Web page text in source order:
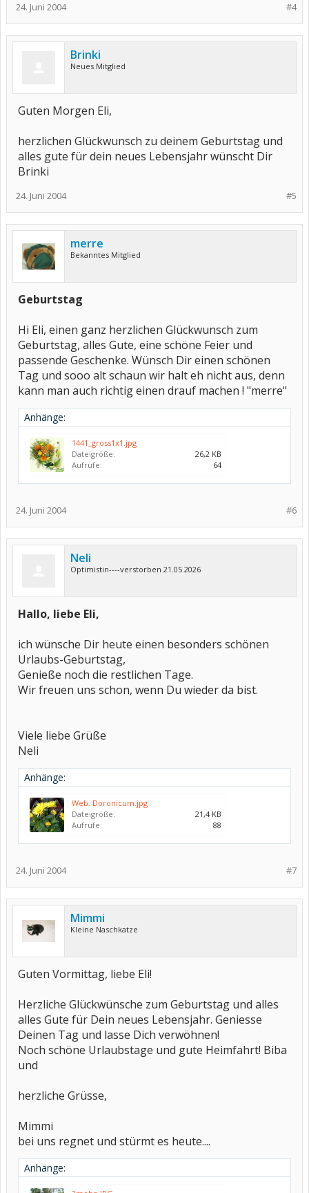
#4
24. Juni 2004
Brinki
Neues Mitglied
Guten Morgen Eli,
herzlichen Glückwunsch zu deinem Geburtstag und
alles gute für dein neues Lebensjahr wünscht Dir
Brinki
#5
24. Juni 2004
merre
Bekanntes Mitglied
Geburtstag
Hi Eli, einen ganz herzlichen Glückwunsch zum
Geburtstag, alles Gute, eine schöne Feier und
passende Geschenke. Wünsch Dir einen schönen
Tag und sooo alt schaun wir halt eh nicht aus, denn
kann man auch richtig einen drauf machen ! "merre"
Anhänge:
1441_gross1x1.jpg
Dateigröße:
26,2 KB
Aufrufe:
64
#6
24. Juni 2004
Neli
Optimistin----verstorben 21.05.2026
Hallo, liebe Eli,
ich wünsche Dir heute einen besonders schönen
Urlaubs-Geburtstag,
Genieße noch die restlichen Tage.
Wir freuen uns schon, wenn Du wieder da bist.
Viele liebe Grüße
Neli
Anhänge:
Web. Doronicum.jpg
Dateigröße:
21,4 KB
Aufrufe:
88
#7
24. Juni 2004
Mimmi
Kleine Naschkatze
Guten Vormittag, liebe Eli!
Herzliche Glückwünsche zum Geburtstag und alles
alles Gute für Dein neues Lebensjahr. Geniesse
Deinen Tag und lasse Dich verwöhnen!
Noch schöne Urlaubstage und gute Heimfahrt! Biba
und
herzliche Grüsse,
Mimmi
bei uns regnet und stürmt es heute....
Anhänge: